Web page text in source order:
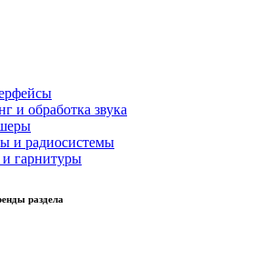
и обработка звука
и радиосистемы
гарнитуры
раздела